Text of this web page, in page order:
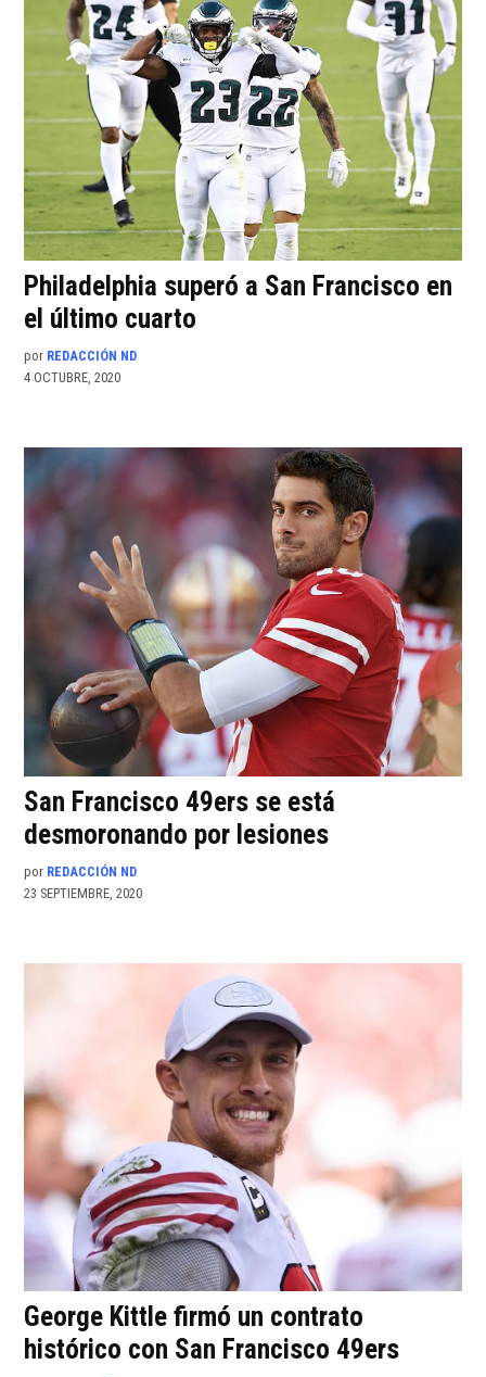
Philadelphia superó a San Francisco en
el último cuarto
por REDACCIÓN ND
4 OCTUBRE, 2020
San Francisco 49ers se está
desmoronando por lesiones
por REDACCIÓN ND
23 SEPTIEMBRE, 2020
George Kittle firmó un contrato
histórico con San Francisco 49ers